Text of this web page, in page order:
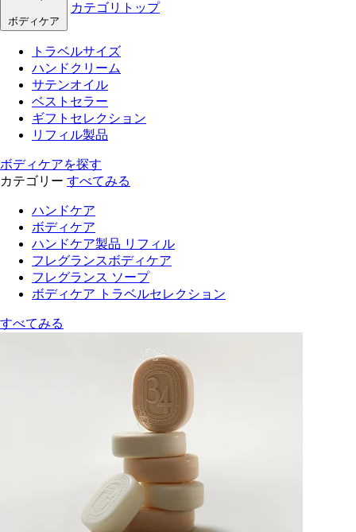
ボディケア
カテゴリトップ
トラベルサイズ
ハンドクリーム
サテンオイル
ベストセラー
ギフトセレクション
リフィル製品
ボディケアを探す
カテゴリー すべてみる
ハンドケア
ボディケア
ハンドケア製品 リフィル
フレグランスボディケア
フレグランス ソープ
ボディケア トラベルセレクション
すべてみる